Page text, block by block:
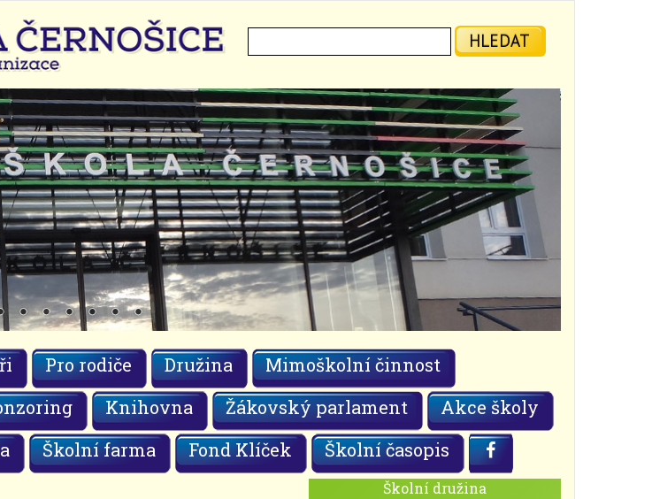
HLEDAT
Pro rodiče Družina
Mimoškolní činnost
Knihovna Žákovský parlament
Akce školy
Školní farma Fond Klíček Školní časopis
Školní družina